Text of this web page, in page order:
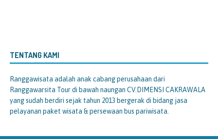
TENTANG KAMI
Ranggawisata adalah anak cabang perusahaan dari
Ranggawarsita Tour di bawah naungan CV.DIMENSI CAKRAWALA
yang sudah berdiri sejak tahun 2013 bergerak di bidang jasa
pelayanan paket wisata & persewaan bus pariwisata.